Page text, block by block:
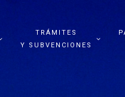
TRÁMITES
Y SUBVENCIONES